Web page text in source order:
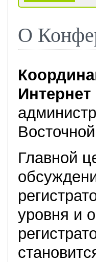
О
Интернет
Главной
уровня и